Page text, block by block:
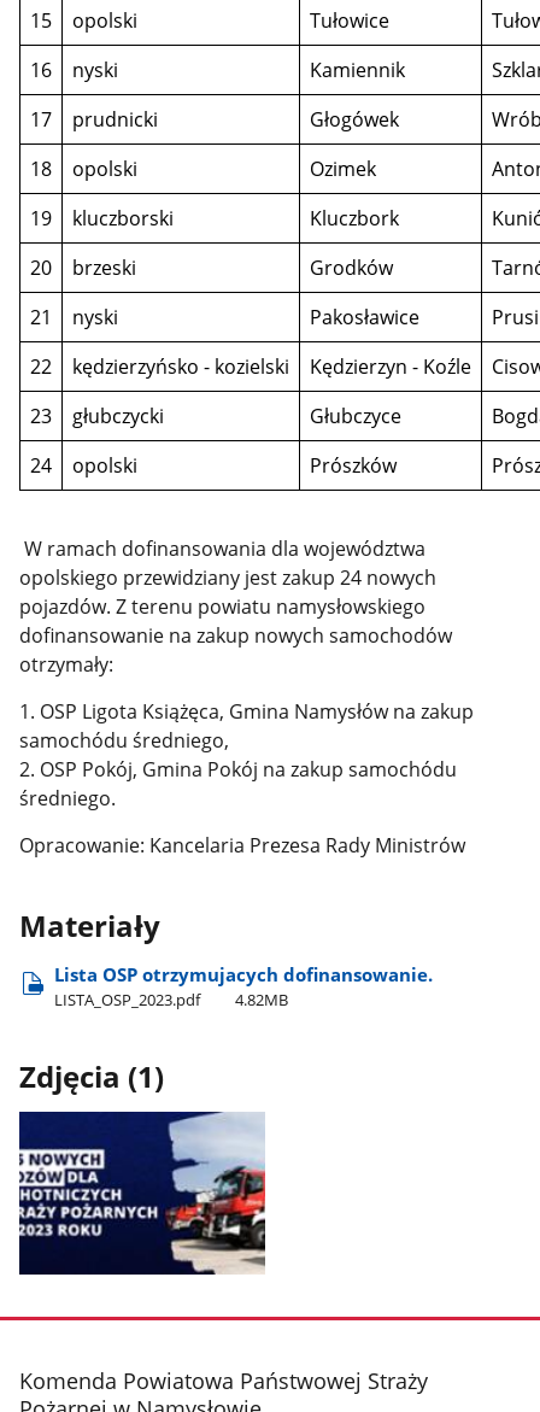
15 opolski Tułowice
16
nyski Kamiennik
17
prudnicki Głogówek
18
opolski Ozimek
19
kluczborski Kluczbork
20
brzeski Grodków
21
nyski Pakosławice
22
kędzierzyńsko - kozielski Kędzierzyn - Koźle
23
głubczycki Głubczyce
24
opolski Prószków
W ramach dofinansowania dla województwa
opolskiego przewidziany jest zakup 24 nowych
pojazdów. Z terenu powiatu namysłowskiego
dofinansowanie na zakup nowych samochodów
otrzymały:
1. OSP Ligota Książęca, Gmina Namysłów na zakup
samochódu średniego,
2. OSP Pokój, Gmina Pokój na zakup samochódu
średniego.
Opracowanie: Kancelaria Prezesa Rady Ministrów
Materiały
Lista OSP otrzymujacych dofinansowanie.
LISTA​_OSP​_2023.pdf 4.82MB
Zdjęcia (1)
zdjęcie
galerii.
stopka
Komenda Powiatowa Państwowej Straży